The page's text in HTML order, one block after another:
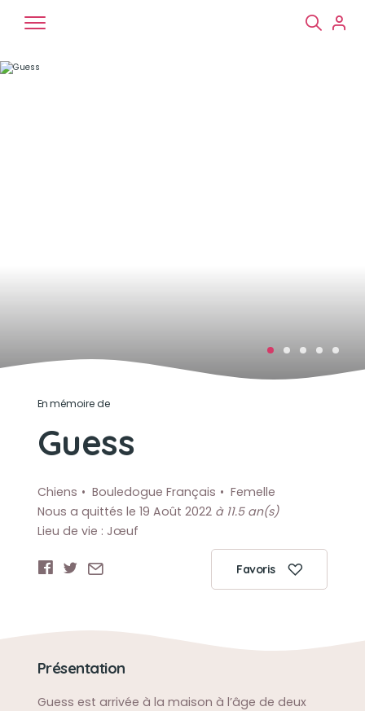
En mémoire de
Guess
Chiens Bouledogue Français
Femelle
Nous a quittés le 19 Août 2022 à 11.5 an(s)
Lieu de vie : Jœuf
Favoris
Présentation
Guess est arrivée à la maison à l’âge de deux